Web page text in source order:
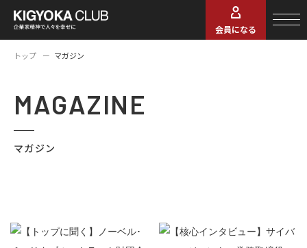
会員になる
トップ マガジン
MAGAZINE
マガジン